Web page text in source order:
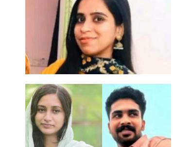
ഇറാൻ്റെ ആഭ്യന്തര
അനിശ്ചിതത്വം പുകയുന്നു